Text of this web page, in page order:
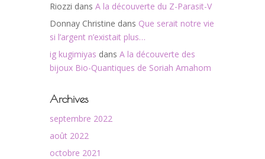
Riozzi dans A la découverte du Z-Parasit-V
Donnay Christine dans Que serait notre vie
si l’argent n’existait plus…
ig kugimiyas dans A la découverte des
bijoux Bio-Quantiques de Soriah Amahom
Archives
septembre 2022
août 2022
octobre 2021